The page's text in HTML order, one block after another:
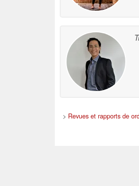
> Revues et rapports de